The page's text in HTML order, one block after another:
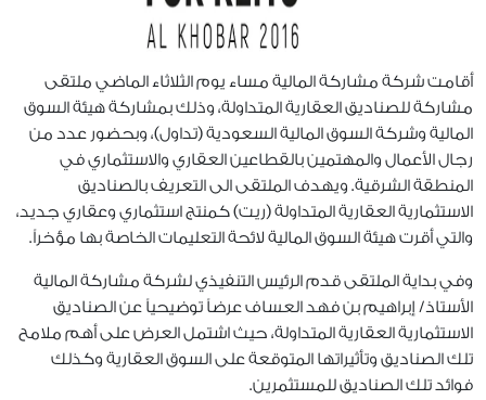
أقامت شركة مشاركة المالية مساء يوم الثلاثاء الماضي ملتقى
مشاركة للصناديق العقارية المتداولة، وذلك بمشاركة هيئة السوق
المالية وشركة السوق المالية السعودية (تداول)، وبحضور عدد من
رجال الأعمال والمهتمين بالقطاعين العقاري والاستثماري في
المنطقة الشرقية. ويهدف الملتقى الى التعريف بالصناديق
الاستثمارية العقارية المتداولة (ريت) كمنتج استثماري وعقاري جديد،
والتي أقرت هيئة السوق المالية لائحة التعليمات الخاصة بها مؤخراً.
وفي بداية الملتقى قدم الرئيس التنفيذي لشركة مشاركة المالية
الأستاذ/ إبراهيم بن فهد العساف عرضاً توضيحياً عن الصناديق
الاستثمارية العقارية المتداولة، حيث اشتمل العرض على أهم ملامح
تلك الصناديق وتأثيراتها المتوقعة على السوق العقارية وكذلك
فوائد تلك الصناديق للمستثمرين.